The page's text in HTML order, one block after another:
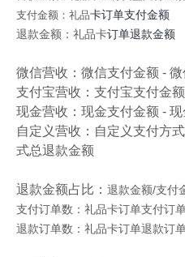
支付金额：礼品卡订单支付金额
退款金额：礼品卡订单退款金额
微信营收：微信支付金额 -
支付宝营收：支付宝支付金
现金营收：现金支付金额 -
自定义营收：自定义支付方
式总退款金额
退款金额占比： 退款金额/支付
支付订单数：礼品卡订单支付订
退款订单数：礼品卡订单退款订